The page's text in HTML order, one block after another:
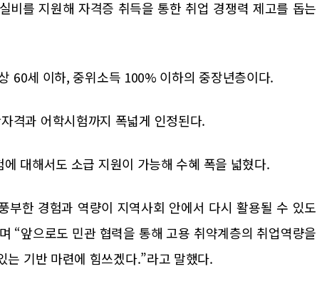
비를 지원해 자격증 취득을 통한 취업 경쟁력 제고를 돕는
60세 이하, 중위소득 100% 이하의 중장년층이다.
격과 어학시험까지 폭넓게 인정된다.
대해서도 소급 지원이 가능해 수혜 폭을 넓혔다.
부한 경험과 역량이 지역사회 안에서 다시 활용될 수 있도
“앞으로도 민관 협력을 통해 고용 취약계층의 취업역량을
기반 마련에 힘쓰겠다.”라고 말했다.